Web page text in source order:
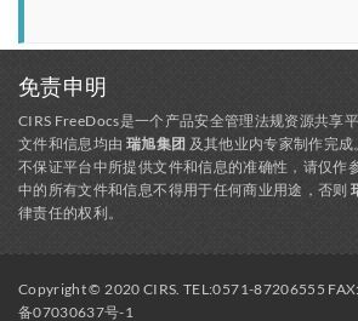
免责申明
CIRS FreeDocs是一个产品安全管理法规资源共享
文件和信息均由 瑞旭集团 及其他业内专家制作完
不保证平台中所提供文件和信息的准确性，请仅作
中的所有文件和信息不得用于任何商业用途，否则
律责任的权利。
Copyright © 2020 CIRS. TEL:0571-87206555
备07030637号-1